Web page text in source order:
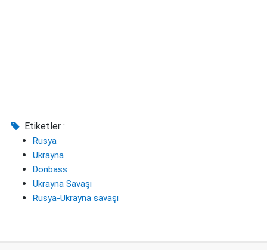
Etiketler :
Rusya
Ukrayna
Donbass
Ukrayna Savaşı
Rusya-Ukrayna savaşı